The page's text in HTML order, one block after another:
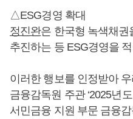
△ESG경영 확대
정진완은 한국형 녹색채권
추진하는 등 ESG경영을
이러한 행보를 인정받아
금융감독원 주관 ‘2025년
서민금융 지원 부문 금융